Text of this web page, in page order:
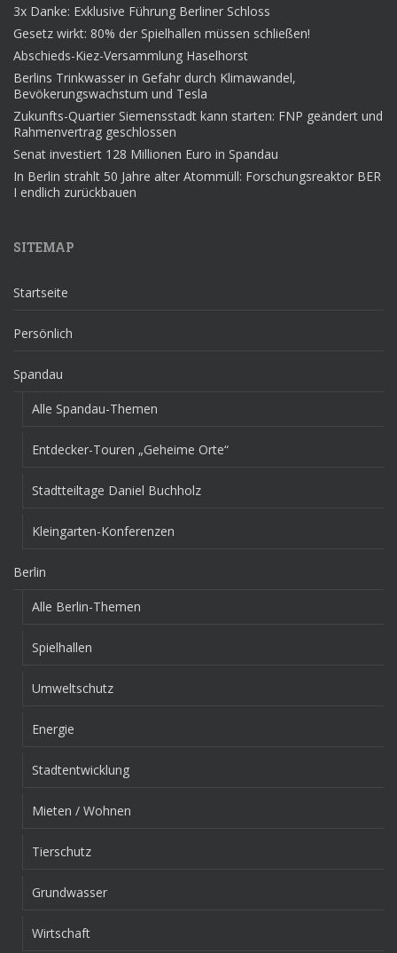
3x Danke: Exklusive Führung Berliner Schloss
Gesetz wirkt: 80% der Spielhallen müssen schließen!
Abschieds-Kiez-Versammlung Haselhorst
Berlins Trinkwasser in Gefahr durch Klimawandel,
Bevökerungswachstum und Tesla
Zukunfts-Quartier Siemensstadt kann starten: FNP geändert und
Rahmenvertrag geschlossen
Senat investiert 128 Millionen Euro in Spandau
In Berlin strahlt 50 Jahre alter Atommüll: Forschungsreaktor BER
I endlich zurückbauen
SITEMAP
Startseite
Persönlich
Spandau
Alle Spandau-Themen
Entdecker-Touren „Geheime Orte“
Stadtteiltage Daniel Buchholz
Kleingarten-Konferenzen
Berlin
Alle Berlin-Themen
Spielhallen
Umweltschutz
Energie
Stadtentwicklung
Mieten / Wohnen
Tierschutz
Grundwasser
Wirtschaft